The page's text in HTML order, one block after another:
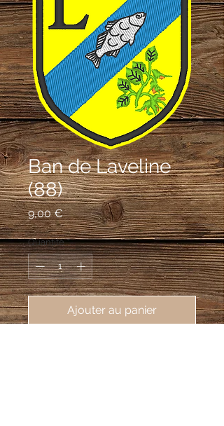
Ban de Laveline
(88)
9,00 €Prix
Quantité *
Ajouter au panier